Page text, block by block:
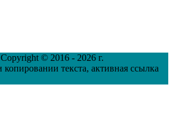
© 2016 - 2026 г.
копировании текста, активная ссылка